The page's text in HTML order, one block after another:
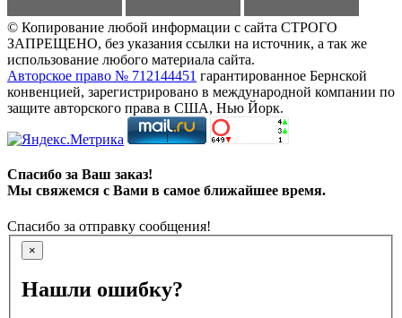
© Копирование любой информации с сайта СТРОГО
ЗАПРЕЩЕНО, без указания ссылки на источник, а так же
использование любого материала сайта.
Авторское право № 712144451 гарантированное Бернской
конвенцией, зарегистрировано в международной компании по
защите авторского права в США, Нью Йорк.
Спасибо за Ваш заказ!
Мы свяжемся с Вами в самое ближайшее время.
Спасибо за отправку сообщения!
×
Нашли ошибку?